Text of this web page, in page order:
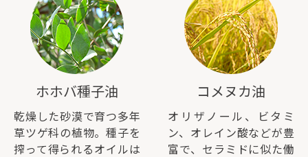
ホホバ種子油
乾燥した砂漠で育つ多年
草ツゲ科の植物。種子を
搾って得られるオイルは
コメヌカ油
オリザノール、ビタミ
ン、オレイン酸などが豊
富で、セラミドに似た働